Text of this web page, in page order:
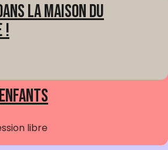
La Maison du
!
libre